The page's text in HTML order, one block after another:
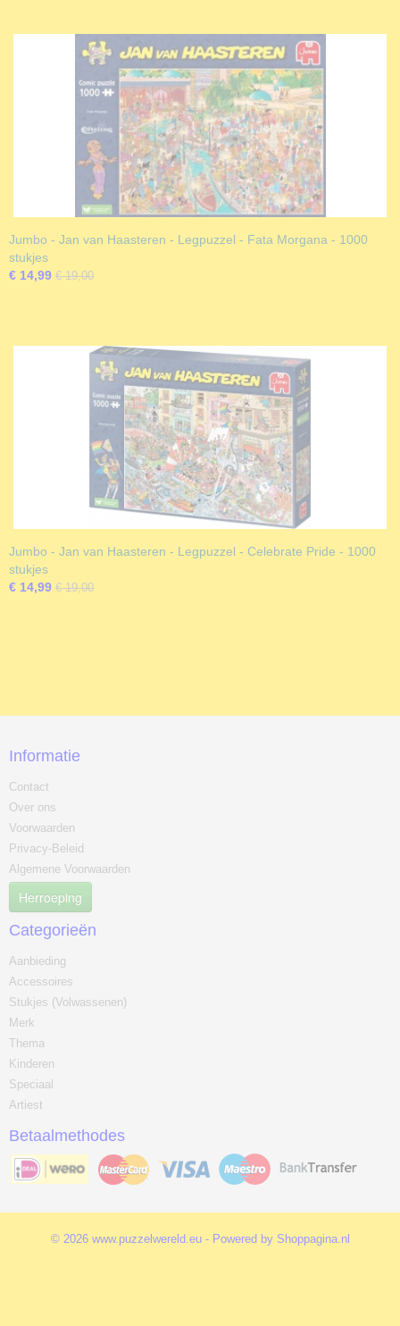
Jumbo - Jan van Haasteren - Legpuzzel - Fata Morgana - 1000
stukjes
€ 14,99 € 19,00
Jumbo - Jan van Haasteren - Legpuzzel - Celebrate Pride - 1000
stukjes
€ 14,99 € 19,00
Informatie
Contact
Over ons
Voorwaarden
Privacy-Beleid
Algemene Voorwaarden
Herroeping
Categorieën
Aanbieding
Accessoires
Stukjes (Volwassenen)
Merk
Thema
Kinderen
Speciaal
Artiest
Betaalmethodes
© 2026 www.puzzelwereld.eu - Powered by Shoppagina.nl